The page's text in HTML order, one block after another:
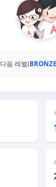
다음 레벨(BRONZE